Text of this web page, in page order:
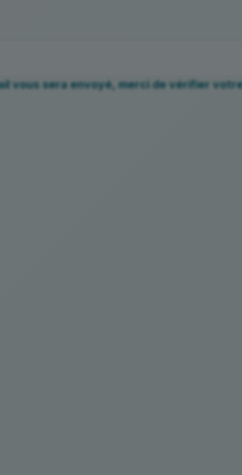
vous sera envoyé, merci de vérifier